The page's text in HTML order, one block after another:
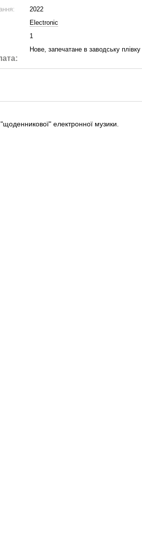
2022
Electronic
1
Нове, запечатане в заводську плівку
електронної музики.